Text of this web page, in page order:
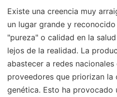
Existe una creencia muy
un lugar grande y
"pureza" o calidad en la
lejos de la realidad. La
abastecer a redes
proveedores que priorizan
genética. Esto ha provocado